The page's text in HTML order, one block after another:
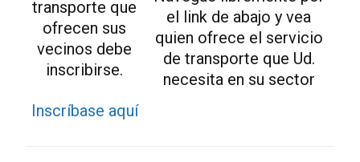
transporte que
ofrecen sus
vecinos debe
inscribirse.
Inscríbase aquí
el link de abajo y vea
quien ofrece el servicio
de transporte que Ud.
necesita en su sector